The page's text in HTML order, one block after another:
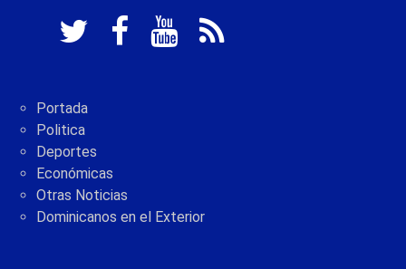
Portada
Politica
Deportes
Económicas
Otras Noticias
Dominicanos en el Exterior